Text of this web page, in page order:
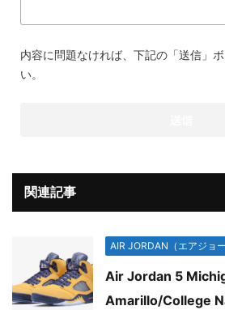
内容に問題なければ、下記の「送信」
い。
関連記事
AIR JORDAN（エアジョー
Air Jordan 5
Amarillo/College